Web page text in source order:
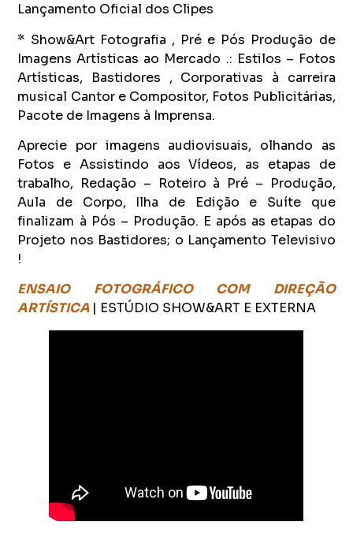
Lançamento Oficial dos Clipes
* Show&Art Fotografia , Pré e Pós Produção de
Imagens Artísticas ao Mercado .: Estilos – Fotos
Artísticas, Bastidores , Corporativas à carreira
musical Cantor e Compositor, Fotos Publicitárias,
Pacote de Imagens à Imprensa.
Aprecie por imagens audiovisuais, olhando as
Fotos e Assistindo aos Vídeos, as etapas de
trabalho, Redação – Roteiro à Pré – Produção,
Aula de Corpo, Ilha de Edição e Suíte que
finalizam à Pós – Produção. E após as etapas do
Projeto nos Bastidores; o Lançamento Televisivo
!
ENSAIO FOTOGRÁFICO COM DIREÇÃO
ARTÍSTICA | ESTÚDIO SHOW&ART E EXTERNA